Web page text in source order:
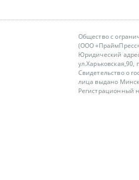
Общество с
(ООО
Юридический
ул.Харьковская,90,
Свидетельство о
лица выдано
Регистрационный